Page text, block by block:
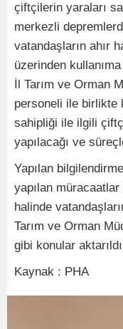
çiftçilerin yaraları
merkezli
vatandaşların ahır
üzerinden kullanıma
İl Tarım ve Orman
personeli ile birlikte
sahipliği ile ilgili
yapılacağı ve
Yapılan
yapılan müracaatlar
halinde
Tarım ve Orman
gibi konular
Kaynak : PHA